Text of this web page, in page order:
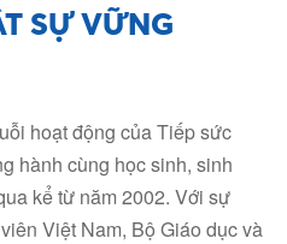
SỰ VỮNG
hoạt động của Tiếp sức
hành cùng học sinh, sinh
kể từ năm 2002. Với sự
Việt Nam, Bộ Giáo dục và